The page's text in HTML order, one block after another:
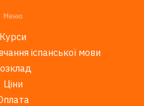
Меню
Курси
іспанської мови
Ціни